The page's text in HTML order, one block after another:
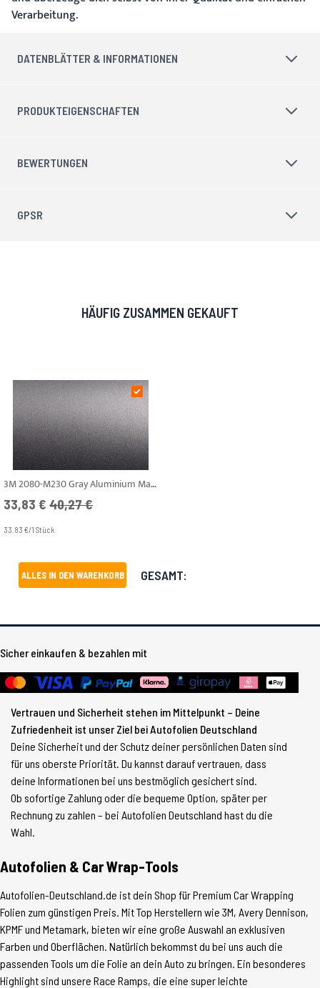
Verarbeitung.
DATENBLÄTTER & INFORMATIONEN
PRODUKTEIGENSCHAFTEN
BEWERTUNGEN
GPSR
HÄUFIG ZUSAMMEN GEKAUFT
3M 2080-M230 Gray Aluminium Matt
Angebotspreis
33,83 € UVP
40,27 €
33.83 €/1 Stück
ALLES IN DEN WARENKORB GESAMT:
Sicher einkaufen & bezahlen mit
Vertrauen und Sicherheit stehen im Mittelpunkt – Deine
Zufriedenheit ist unser Ziel bei Autofolien Deutschland
Deine Sicherheit und der Schutz deiner persönlichen Daten sind
für uns oberste Priorität. Du kannst darauf vertrauen, dass
deine Informationen bei uns bestmöglich gesichert sind.
Ob sofortige Zahlung oder die bequeme Option, später per
Rechnung zu zahlen – bei Autofolien Deutschland hast du die
Wahl.
Autofolien & Car Wrap-Tools
Autofolien-Deutschland.de ist dein Shop für Premium Car Wrapping
Folien zum günstigen Preis. Mit Top Herstellern wie 3M, Avery Dennison,
KPMF und Metamark, bieten wir eine große Auswahl an exklusiven
Farben und Oberflächen. Natürlich bekommst du bei uns auch die
passenden Tools um die Folie an dein Auto zu bringen. Ein besonderes
Highlight sind unsere Race Ramps, die eine super leichte